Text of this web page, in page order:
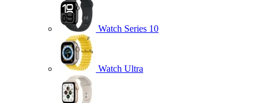
Watch Series 10
Watch Ultra